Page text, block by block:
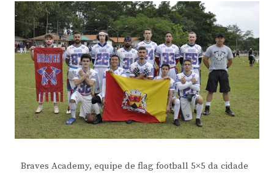
Braves Academy, equipe de flag football 5×5 da cidade